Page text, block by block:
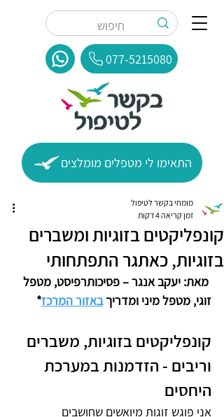
077-5215080
התאימו לי מטפלים מומלצים
קונפליקטים בזוגיות ומשברים
בזוגיות, כאתגר התפתחותי
מומחי בקשר לטיפול
זמן קריאה 4 דקות
מאת: יעקב אנגר – פסיכותרפיסט, מטפל
זוגי, מטפל מיני ומדריך באזור המרכז*
קונפליקטים בזוגיות, משברים
וריבים - הזדמנות במערכת
היחסים
אני פוגש זוגות מיואשים שחושבים